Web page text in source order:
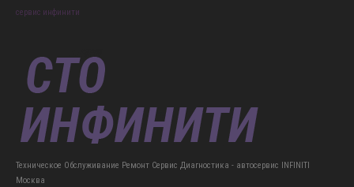
сервис инфинити
Техническое Обслуживание Ремонт Сервис Диагностика - автосервис INFINITI
Москва